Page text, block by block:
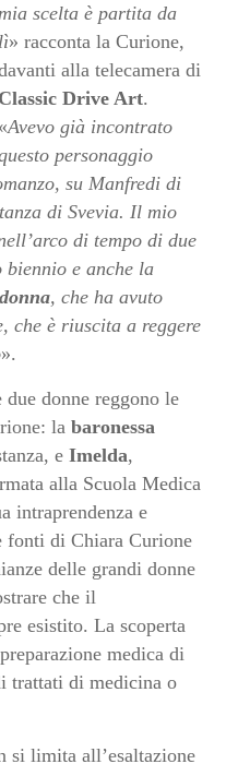
mia scelta è partita da
lì» racconta la Curione,
alla telecamera di
Classic Drive Art.
«Avevo già incontrato
personaggio
su Manfredi di
di Svevia. Il mio
di tempo di due
biennio e anche la
, che ha avuto
che è riuscita a reggere
».
donne reggono le
la baronessa
e Imelda,
alla Scuola Medica
intraprendenza e
fonti di Chiara Curione
delle grandi donne
che il
esistito. La scoperta
medica di
trattati di medicina o
si limita all’esaltazione